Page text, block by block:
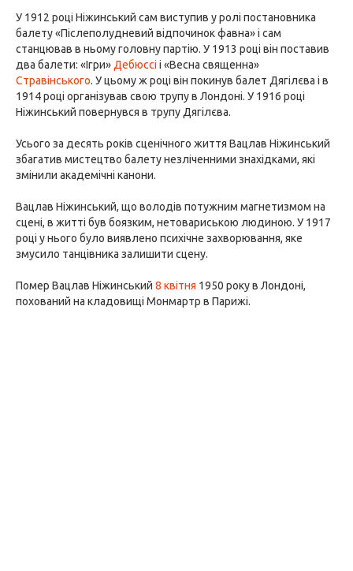
У 1912 році Ніжинський сам виступив у ролі постановника
балету «Післеполудневий відпочинок фавна» і сам
станцював в ньому головну партію. У 1913 році він поставив
два балети: «Ігри» Дебюссі і «Весна священна»
Стравінського. У цьому ж році він покинув балет Дягілєва і в
1914 році організував свою трупу в Лондоні. У 1916 році
Ніжинський повернувся в трупу Дягілєва.
Усього за десять років сценічного життя Вацлав Ніжинський
збагатив мистецтво балету незліченними знахідками, які
змінили академічні канони.
Вацлав Ніжинський, що володів потужним магнетизмом на
сцені, в житті був боязким, нетовариською людиною. У 1917
році у нього було виявлено психічне захворювання, яке
змусило танцівника залишити сцену.
Помер Вацлав Ніжинський 8 квітня 1950 року в Лондоні,
похований на кладовищі Монмартр в Парижі.